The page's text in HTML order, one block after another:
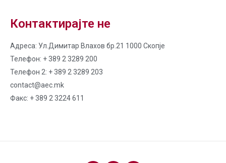
Контактирајте не
Адреса: Ул.Димитар Влахов бр.21 1000 Скопје
Телефон: + 389 2 3289 200
Телефон 2: + 389 2 3289 203
contact@aec.mk
Факс: + 389 2 3224 611